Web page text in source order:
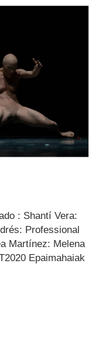
: Shantí Vera:
Professional
Martínez: Melena
Epaimahaiak